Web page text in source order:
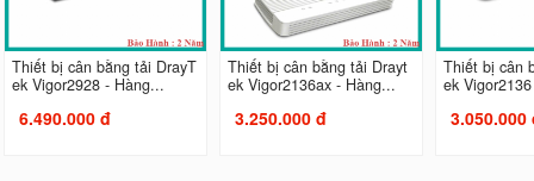
Thiết bị cân bằng tải DrayT
ek Vigor2928 - Hàng...
6.490.000 đ
Thiết bị cân bằng tải Drayt
ek Vigor2136ax - Hàng...
3.250.000 đ
Thiết bị cân
ek
3.050.000